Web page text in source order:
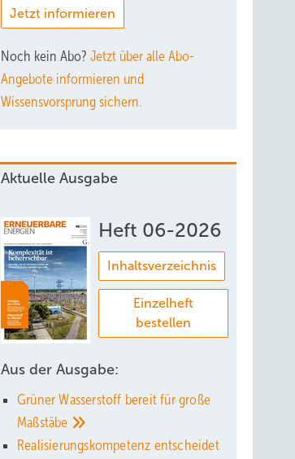
Jetzt informieren
Noch kein Abo? Jetzt über alle Abo-
Angebote informieren und
Wissensvorsprung sichern.
Aktuelle Ausgabe
Heft 06-2026
Inhaltsverzeichnis
Einzelheft
bestellen
Aus der Ausgabe:
Grüner Wasserstoff bereit für große
Maßstäbe
Realisierungskompetenz entscheidet